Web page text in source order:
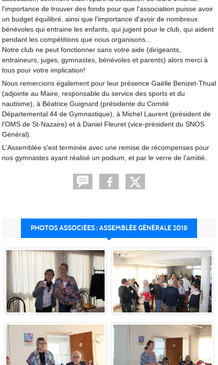
l'importance de trouver des fonds pour que l'association puisse avoir
un budget équilibré, ainsi que l'importance d'avoir de nombreux
bénévoles qui entraine les enfants, qui jugent pour le club, qui aident
pendant les compétitions que nous organisons...
Notre club ne peut fonctionner sans votre aide (dirigeants,
entraineurs, juges, gymnastes, bénévoles et parents) alors merci à
tous pour votre implication!
Nous remercions également pour leur présence Gaëlle Benizet-Thual
(adjointe au Maire, responsable du service des sports et du
nautisme), à Béatrice Guignard (présidente du Comité
Départemental 44 de Gymnastique), à Michel Laurent (président de
l'OMS de St-Nazaire) et à Daniel Fleuret (vice-président du SNOS
Général).
L'Assemblée s'est terminée avec une remise de récompenses pour
nos gymnastes ayant réalisé un podium, et par le verre de l'amitié.
PHOTOS ASSOCIÉES : ASSEMBLÉE GÉNÉRALE 2018